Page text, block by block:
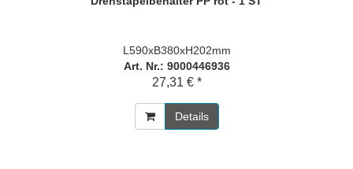
L590xB380xH202mm
Art. Nr.: 9000446936
27,31 € *
Details